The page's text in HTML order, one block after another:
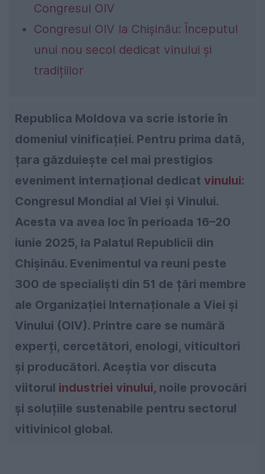
Congresul OIV
Congresul OIV la Chișinău: Începutul
unui nou secol dedicat vinului și
tradițiilor
Republica Moldova va scrie istorie în
domeniul vinificației. Pentru prima dată,
țara găzduiește cel mai prestigios
eveniment internațional dedicat vinului:
Congresul Mondial al Viei și Vinului.
Acesta va avea loc în perioada 16–20
iunie 2025, la Palatul Republicii din
Chișinău. Evenimentul va reuni peste
300 de specialiști din 51 de țări membre
ale Organizației Internaționale a Viei și
Vinului (OIV). Printre care se numără
experți, cercetători, enologi, viticultori
și producători. Aceștia vor discuta
viitorul industriei vinului, noile provocări
și soluțiile sustenabile pentru sectorul
vitivinicol global.